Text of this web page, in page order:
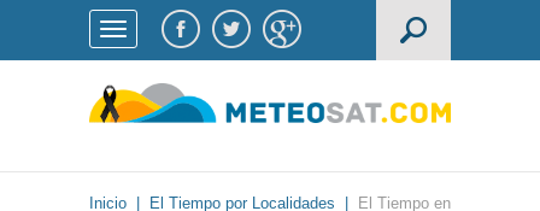
Inicio El Tiempo por Localidades
El Tiempo en